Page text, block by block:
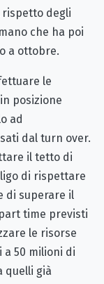
degli
che ha poi
a ottobre.
le
posizione
ad
dal turn over.
il tetto di
di rispettare
di superare il
time previsti
le risorse
a 50 milioni di
quelli già